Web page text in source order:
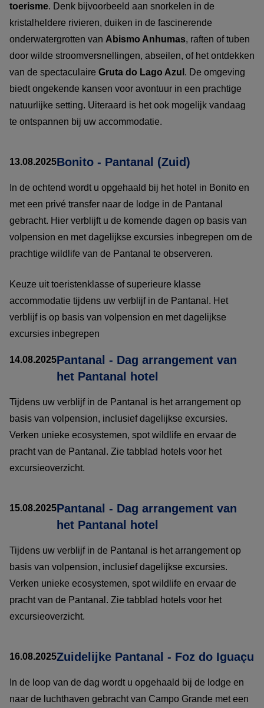
toerisme. Denk bijvoorbeeld aan snorkelen in de
kristalheldere rivieren, duiken in de fascinerende
onderwatergrotten van Abismo Anhumas, raften of tuben
door wilde stroomversnellingen, abseilen, of het ontdekken
van de spectaculaire Gruta do Lago Azul . De omgeving
biedt ongekende kansen voor avontuur in een prachtige
natuurlijke setting. Uiteraard is het ook mogelijk vandaag
te ontspannen bij uw accommodatie.
13.08.2025Bonito - Pantanal (Zuid)
In de ochtend wordt u opgehaald bij het hotel in Bonito en
met een privé transfer naar de lodge in de Pantanal
gebracht. Hier verblijft u de komende dagen op basis van
volpension en met dagelijkse excursies inbegrepen om de
prachtige wildlife van de Pantanal te observeren.
Keuze uit toeristenklasse of superieure klasse
accommodatie tijdens uw verblijf in de Pantanal. Het
verblijf is op basis van volpension en met dagelijkse
excursies inbegrepen
14.08.2025Pantanal - Dag arrangement van
het Pantanal hotel
Tijdens uw verblijf in de Pantanal is het arrangement op
basis van volpension, inclusief dagelijkse excursies.
Verken unieke ecosystemen, spot wildlife en ervaar de
pracht van de Pantanal. Zie tabblad hotels voor het
excursieoverzicht.
15.08.2025Pantanal - Dag arrangement van
het Pantanal hotel
Tijdens uw verblijf in de Pantanal is het arrangement op
basis van volpension, inclusief dagelijkse excursies.
Verken unieke ecosystemen, spot wildlife en ervaar de
pracht van de Pantanal. Zie tabblad hotels voor het
excursieoverzicht.
16.08.2025Zuidelijke Pantanal - Foz do Iguaçu
In de loop van de dag wordt u opgehaald bij de lodge en
naar de luchthaven gebracht van Campo Grande met een